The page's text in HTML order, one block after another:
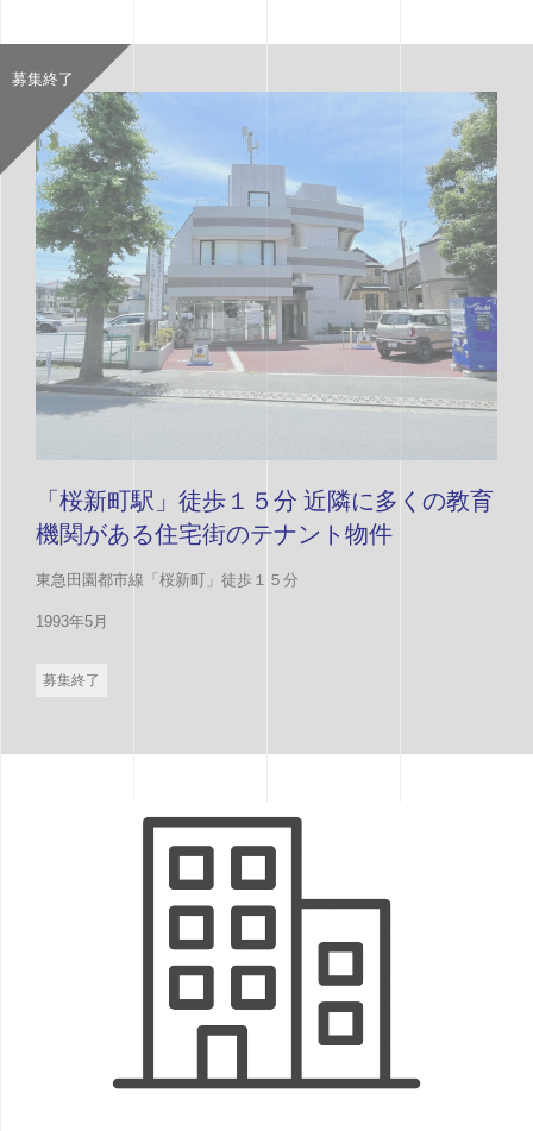
「桜新町駅」徒歩１５分 近隣に多くの教育
機関がある住宅街のテナント物件
東急田園都市線「桜新町」徒歩１５分
1993年5月
募集終了
募集終了